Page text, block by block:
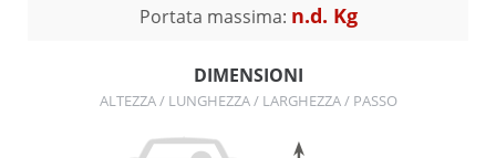
Portata massima: n.d. Kg
DIMENSIONI
ALTEZZA / LUNGHEZZA / LARGHEZZA / PASSO